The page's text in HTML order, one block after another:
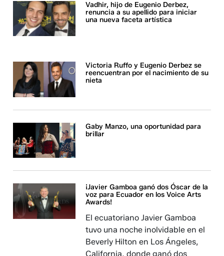
Vadhir, hijo de Eugenio Derbez,
renuncia a su apellido para iniciar
una nueva faceta artística
Victoria Ruffo y Eugenio Derbez se
reencuentran por el nacimiento de su
nieta
Gaby Manzo, una oportunidad para
brillar
¡Javier Gamboa ganó dos Óscar de la
voz para Ecuador en los Voice Arts
Awards!
El ecuatoriano Javier Gamboa
tuvo una noche inolvidable en el
Beverly Hilton en Los Ángeles,
California, donde ganó dos